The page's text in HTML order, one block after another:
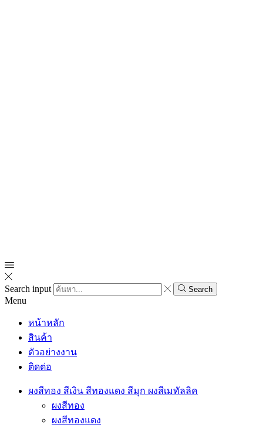
Search input Search
Menu
หน้าหลัก
สินค้า
ตัวอย่างงาน
ติดต่อ
ผงสีทอง สีเงิน สีทองแดง สีมุก ผงสีเมทัลลิค
ผงสีทอง
ผงสีทองแดง